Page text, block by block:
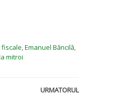
,Emanuel Băncilă,
mitroi
URMATORUL